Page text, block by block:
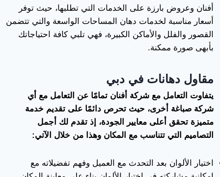
أفنان وعروض بارزة على الخدمات التي تطلبها، حيث توفر
أسعار مناسبة لخدمات دهان المساحات الواسعة والتي تتضمن
القصور والفلل والأماكن الكبيرة، فهي تلبي كافة احتياجاتك
بأبهى صورة ممكنة.
مقاول دهانات في دبي
يتفاوت التعامل مع شركة أفنان تمامًا عن التعامل مع أي
شركة صباغة أخرى، حيث تحرص دائمًا على تقديم خدمة
متميزة تحقق أعلى معايير الجودة، إذ تقدم لك أجمل
التصاميم التي تتناسب مع المكان وهذا من خلال الآتي:
اختيار الألوان بعد التحدث مع العميل وفهم تفضيلاته مع